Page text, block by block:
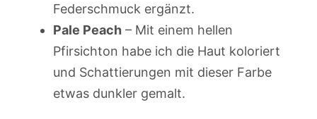
Federschmuck ergänzt.
Pale Peach– Mit einem hellen
Pfirsichton habe ich die Haut koloriert
und Schattierungen mit dieser Farbe
etwas dunkler gemalt.